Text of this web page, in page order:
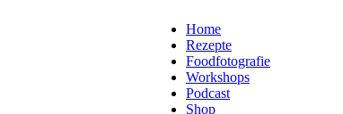
Home
Rezepte
Foodfotografie
Workshops
Podcast
Shop